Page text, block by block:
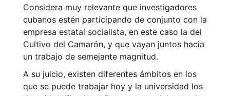
Considera muy relevante que investigadores
cubanos estén participando de conjunto con la
empresa estatal socialista, en este caso la del
Cultivo del Camarón, y que vayan juntos hacia
un trabajo de semejante magnitud.
A su juicio, existen diferentes ámbitos en los
que se puede trabajar hoy y la universidad los